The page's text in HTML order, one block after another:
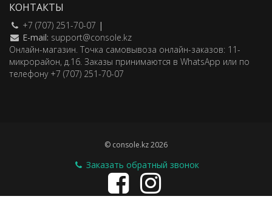
КОНТАКТЫ
+7 (707) 251-70-07 |
E-mail: support@console.kz
Онлайн-магазин. Точка самовывоза онлайн-заказов: 11-
микрорайон, д.16. Заказы принимаются в WhatsApp или по
телефону +7 (707) 251-70-07
© console.kz 2026
Заказать обратный звонок